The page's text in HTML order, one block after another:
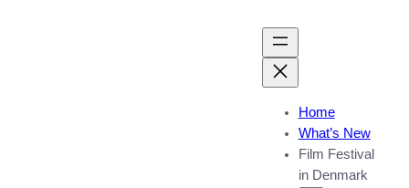
Home
What’s New
Film Festival
in Denmark